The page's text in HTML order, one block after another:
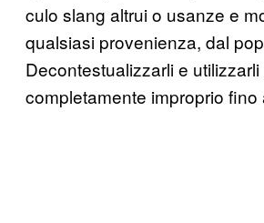
culo slang altrui o usanze e
qualsiasi provenienza, dal
Decontestualizzarli e
completamente improprio fino